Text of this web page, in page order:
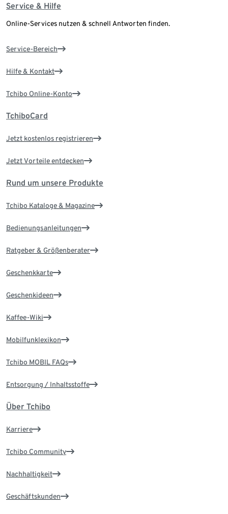
Service & Hilfe
Online-Services nutzen & schnell Antworten finden.
Service-Bereich
Hilfe & Kontakt
Tchibo Online-Konto
TchiboCard
Jetzt kostenlos registrieren
Jetzt Vorteile entdecken
Rund um unsere Produkte
Tchibo Kataloge & Magazine
Bedienungsanleitungen
Ratgeber & Größenberater
Geschenkkarte
Geschenkideen
Kaffee-Wiki
Mobilfunklexikon
Tchibo MOBIL FAQs
Entsorgung / Inhaltsstoffe
Über Tchibo
Karriere
Tchibo Community
Nachhaltigkeit
Geschäftskunden